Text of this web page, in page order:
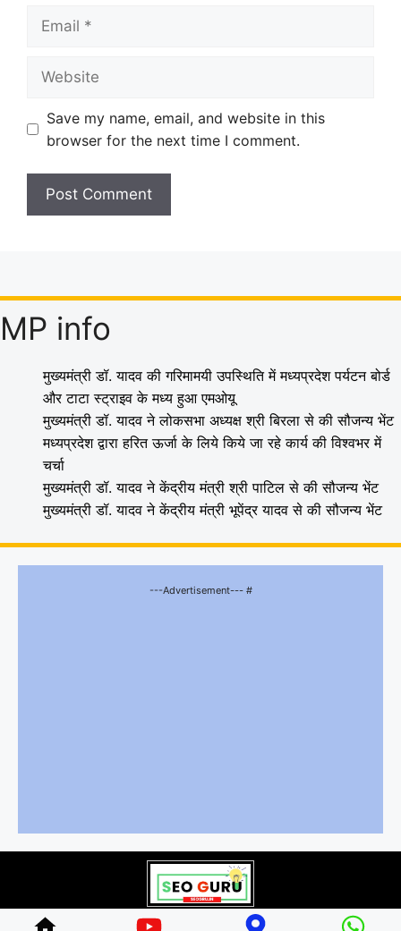
Save my name, email, and website in this
browser for the next time I comment.
MP info
मुख्यमंत्री डॉ. यादव की गरिमामयी उपस्थिति में मध्यप्रदेश पर्यटन बोर्ड
और टाटा स्ट्राइव के मध्य हुआ एमओयू
मुख्यमंत्री डॉ. यादव ने लोकसभा अध्यक्ष श्री बिरला से की सौजन्य भेंट
मध्यप्रदेश द्वारा हरित ऊर्जा के लिये किये जा रहे कार्य की विश्वभर में
चर्चा
मुख्यमंत्री डॉ. यादव ने केंद्रीय मंत्री श्री पाटिल से की सौजन्य भेंट
मुख्यमंत्री डॉ. यादव ने केंद्रीय मंत्री भूपेंद्र यादव से की सौजन्य भेंट
---Advertisement--- #